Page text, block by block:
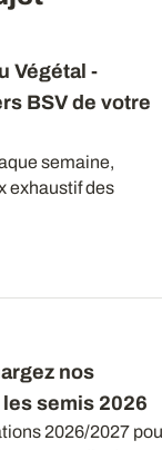
Végétal -
BSV de votre
semaine,
exhaustif des
nos
semis 2026
2026/2027